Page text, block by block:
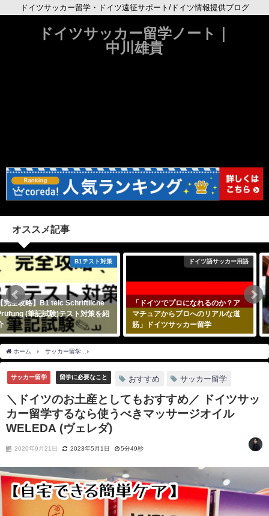
ドイツサッカー留学・ドイツ遠征サポート/ドイツ情報提供ブログ
ドイツサッカー留学ノート｜
中川雄貴
オススメ記事
ドイツ語サッカー用語
「ドイツでプロになれるのか？ア
マチュアからプロへのリアルな道
筋」ドイツサッカー留学
シュトゥットガルト界隈
【ドイツ旅行】中世の町ハイデル
ベルグ おすすめの観光スポットを
巡る王道モデルコースをご紹介
ホーム サッカー留学
サッカー留学 留学に必要なこと おすすめ サッカー留学
＼ドイツのお土産としてもおすすめ／ ドイツサッ
カー留学するなら使うべきマッサージオイル
WELEDA (ヴェレダ)
2020年9月21日 2023年5月1日 5分49秒